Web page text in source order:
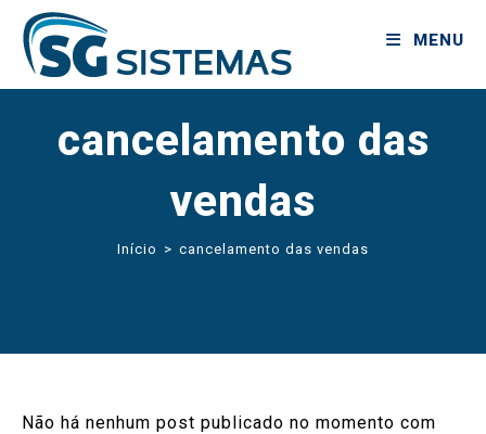
MENU
cancelamento das
vendas
Início > cancelamento das vendas
Não há nenhum post publicado no momento com